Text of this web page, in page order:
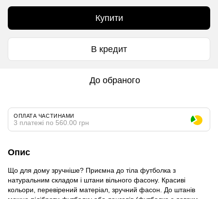
Купити
В кредит
До обраного
ОПЛАТА ЧАСТИНАМИ
3 платежі по 560.00 грн
Опис
Що для дому зручніше? Приємна до тіла футболка з
натуральним складом і штани вільного фасону. Красиві
кольори, перевірений матеріал, зручний фасон. До штанів